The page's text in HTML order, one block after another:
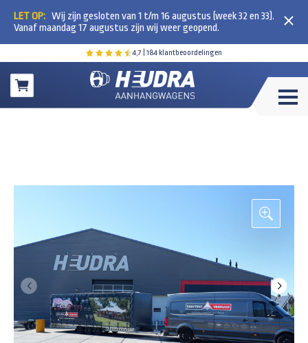
4,7 | 184 klantbeoordelingen
Winkelwagen
LET OP: Wij zijn gesloten van 1 t/m 16 augustus (week 32 en 33).
Vanaf maandag 17 augustus zijn wij weer geopend.